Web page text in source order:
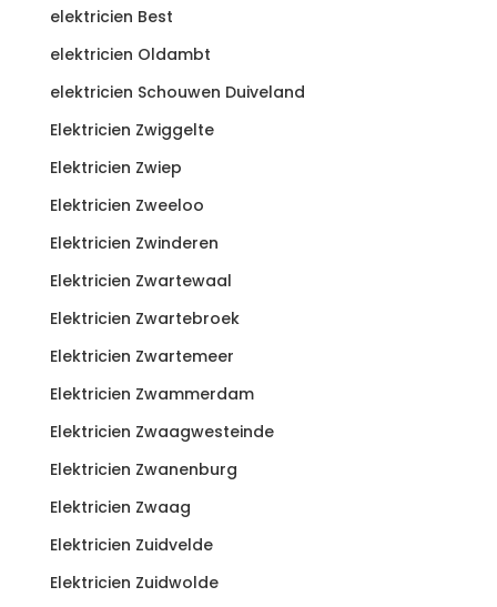
elektricien Best
elektricien Oldambt
elektricien Schouwen Duiveland
Elektricien Zwiggelte
Elektricien Zwiep
Elektricien Zweeloo
Elektricien Zwinderen
Elektricien Zwartewaal
Elektricien Zwartebroek
Elektricien Zwartemeer
Elektricien Zwammerdam
Elektricien Zwaagwesteinde
Elektricien Zwanenburg
Elektricien Zwaag
Elektricien Zuidvelde
Elektricien Zuidwolde